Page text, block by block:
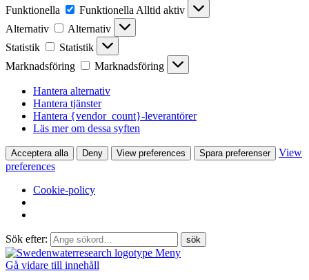
Funktionella
Funktionella Alltid aktiv
Alternativ
Alternativ
Statistik
Statistik
Marknadsföring
Marknadsföring
Hantera alternativ
Hantera tjänster
Hantera {vendor_count}-leverantörer
Läs mer om dessa syften
Acceptera alla Deny View preferences Spara preferenser
View
preferences
Cookie-policy
Sök efter:
Meny
Gå vidare till innehåll